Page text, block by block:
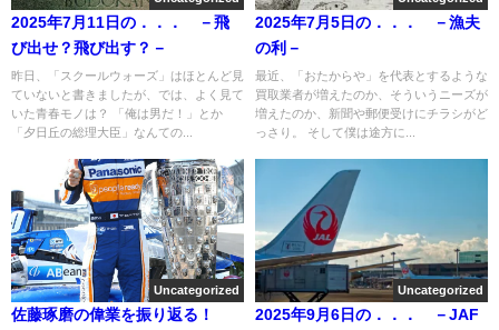
2025年7月11日の．．． －飛
び出せ？飛び出す？－
昨日、「スクールウォーズ」はほとんど見
ていないと書きましたが、では、よく見て
いた青春モノは？ 「俺は男だ！」とか
「夕日丘の総理大臣」なんての...
2025年7月5日の．．． －漁夫
の利－
最近、「おたからや」を代表とするような
買取業者が増えたのか、そういうニーズが
増えたのか、新聞や郵便受けにチラシがど
っさり。 そして僕は途方に...
Uncategorized
佐藤琢磨の偉業を振り返る！
Uncategorized
2025年9月6日の．．． －JAF